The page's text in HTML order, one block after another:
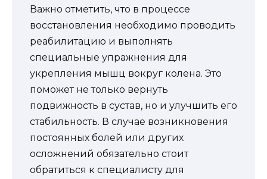
Важно отметить, что в процессе
восстановления необходимо проводить
реабилитацию и выполнять
специальные упражнения для
укрепления мышц вокруг колена. Это
поможет не только вернуть
подвижность в сустав, но и улучшить его
стабильность. В случае возникновения
постоянных болей или других
осложнений обязательно стоит
обратиться к специалисту для